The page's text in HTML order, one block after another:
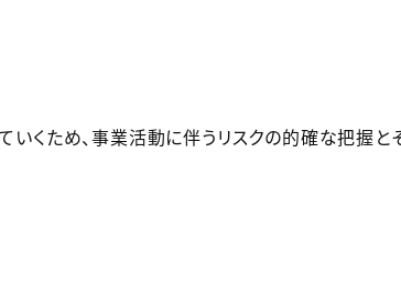
くため、事業活動に伴うリスクの的確な把握と